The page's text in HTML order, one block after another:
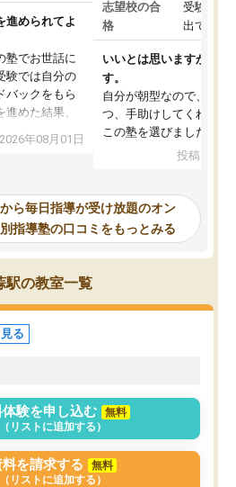
進められてよ
塾でお世話に
験では自分の
バックをもら
めた結果、
間に合わず不
た。その経験
ました。学習
のやり方につ
をいただけた
勉強を進める
のように勉強
労している方
塾です。
年08月01日
志望校の合
格
受験して
出ていな
いいとは思いますが、料
す。
自分が朝型なので、自習
つ、手助けしてくれる設
この塾を選びました。
投稿日：
ら毎日指導が受け放題のオン
指導塾の口コミをもっとみる
駅の教室一覧
る
験を申し込む
無料
（リストに追加する）
料を請求する
無料
（リストに追加する）